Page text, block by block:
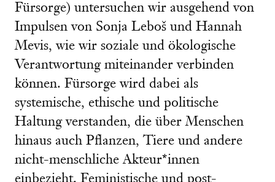
Fürsorge) untersuchen wir ausgehend von
Impulsen von Sonja Leboš und Hannah
Mevis, wie wir soziale und ökologische
Verantwortung miteinander verbinden
können. Fürsorge wird dabei als
systemische, ethische und politische
Haltung verstanden, die über Menschen
hinaus auch Pflanzen, Tiere und andere
nicht-menschliche Akteur*innen
einbezieht. Feministische und post-